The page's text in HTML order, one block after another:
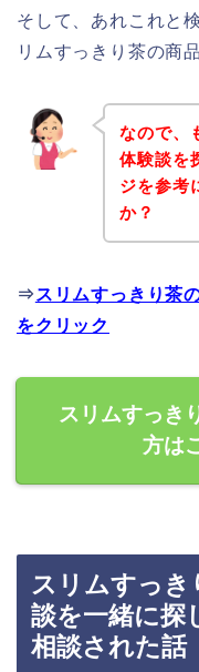
そして、あれこれと
リムすっきり茶の商
なので、
体験談を
ジを参考
か？
⇒ スリムすっきり茶
をクリック
スリムすっき
方は
スリムすっき
談を一緒に探
相談された話